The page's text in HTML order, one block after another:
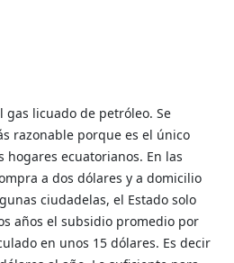
gas licuado de petróleo. Se
razonable porque es el único
hogares ecuatorianos. En las
a dos dólares y a domicilio
ciudadelas, el Estado solo
años el subsidio promedio por
en unos 15 dólares. Es decir